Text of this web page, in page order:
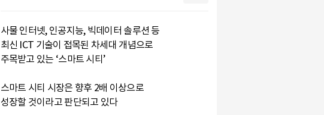
사물 인터넷, 인공지능, 빅데이터 솔루션 등
최신 ICT 기술이 접목된 차세대 개념으로
주목받고 있는 ‘스마트 시티’
스마트 시티 시장은 향후 2배 이상으로
성장할 것이라고 판단되고 있다